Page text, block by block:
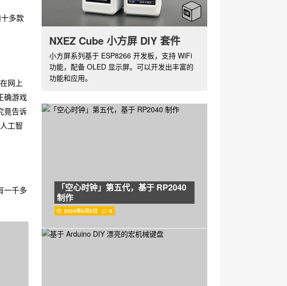
多款
网上
确游戏
竟告诉
工智
一千多
NXEZ Cube 小方屏 DIY 套件
小方屏系列基于 ESP8266 开发板，支持 WiFi
功能，配备 OLED 显示屏。可以开发出丰富的
功能和应用。
「空心时钟」第五代，基于 RP2040
制作
2024年9月5日 0